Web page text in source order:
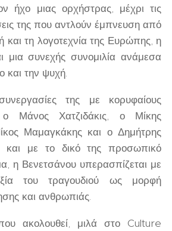
ήχο μιας ορχήστρας, μέχρι τις
της που αντλούν έμπνευση από
και τη λογοτεχνία της Ευρώπης, η
μια συνεχής συνομιλία ανάμεσα
και την ψυχή.
της με κορυφαίους
Μάνος Χατζιδάκις, ο Μίκης
Μαμαγκάκης και ο Δημήτρης
και με το δικό της προσωπικό
η Βενετσάνου υπερασπίζεται με
του τραγουδιού ως μορφή
και ανθρωπιάς.
ακολουθεί, μιλά στο Culture